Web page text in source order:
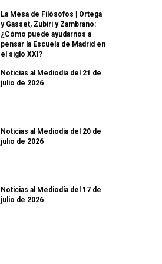
La Mesa de Filósofos | Ortega
y Gasset, Zubiri y Zambrano:
¿Cómo puede ayudarnos a
pensar la Escuela de Madrid en
el siglo XXI?
Noticias al Mediodía del 21 de
julio de 2026
Noticias al Mediodía del 20 de
julio de 2026
Noticias al Mediodía del 17 de
julio de 2026